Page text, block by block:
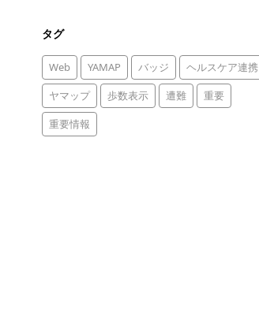
タグ
Web YAMAP バッジ
ヘルスケア連携
ヤマップ
歩数表示 遭難
重要
重要情報